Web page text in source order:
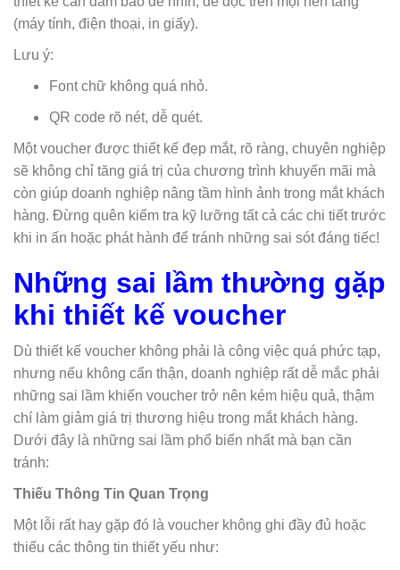
(máy tính, điện thoại, in giấy).
Lưu ý:
Font chữ không quá nhỏ.
QR code rõ nét, dễ quét.
Một voucher được thiết kế đẹp mắt, rõ ràng, chuyên nghiệp
sẽ không chỉ tăng giá trị của chương trình khuyến mãi mà
còn giúp doanh nghiệp nâng tầm hình ảnh trong mắt khách
hàng. Đừng quên kiểm tra kỹ lưỡng tất cả các chi tiết trước
khi in ấn hoặc phát hành để tránh những sai sót đáng tiếc!
Những sai lầm thường gặp
khi thiết kế voucher
Dù thiết kế voucher không phải là công việc quá phức tạp,
nhưng nếu không cẩn thận, doanh nghiệp rất dễ mắc phải
những sai lầm khiến voucher trở nên kém hiệu quả, thậm
chí làm giảm giá trị thương hiệu trong mắt khách hàng.
Dưới đây là những sai lầm phổ biến nhất mà bạn cần
tránh:
Thiếu Thông Tin Quan Trọng
Một lỗi rất hay gặp đó là voucher không ghi đầy đủ hoặc
thiếu các thông tin thiết yếu như: